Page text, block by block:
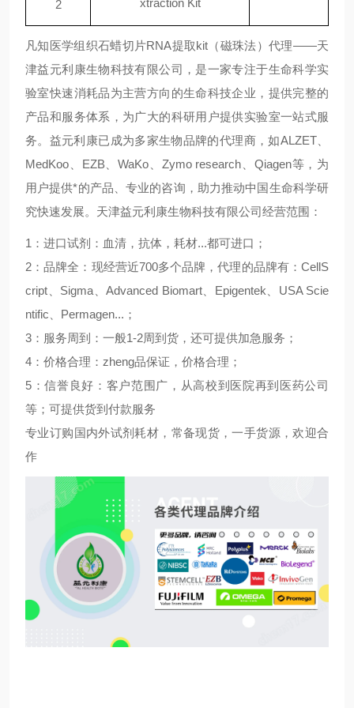
xtraction Kit
2
凡知医学组织石蜡切片RNA提取kit （磁珠法）代理——天
津益元利康生物科技有限公司，是一家专注于生命科学实
验室快速消耗品为主营方向的生命科技企业，提供完整的
产品和服务体系，为广大的科研用户提供实验室一站式服
务。益元利康已成为多家生物品牌的代理商，如ALZET、
MedKoo、EZB、WaKo、Zymo research、Qiagen等，为
用户提供*的产品、专业的咨询，助力推动中国生命科学研
究快速发展。 天津益元利康生物科技有限公司经营范围：
1 ：进口试剂：血清，抗体，耗材...都可进口；
2 ：品牌全：现经营近700多个品牌，代理的品牌有：CellS
cript
Sigma Advanced Biomart、 Epigentek
USA Scie
ntific
Permagen... ；
3 ：服务周到：一般1-2周到货，还可提供加急服务；
4 ：价格合理： zheng品保证，价格合理；
5 ：信誉良好：客户范围广，从高校到医院再到医药公司
等；可提供货到付款服务
专业订购国内外试剂耗材，常备现货，一手货源，欢迎合
作